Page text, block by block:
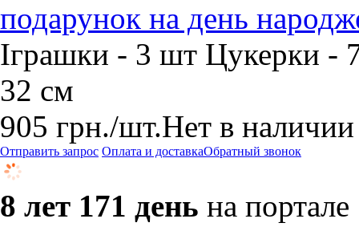
подарунок на день
​Іграшки - 3 шт Цукерки -
32 см
905 грн./шт.Нет в наличии
Отправить запрос Оплата и доставкаОбратный звонок
8 лет 171 день на портале